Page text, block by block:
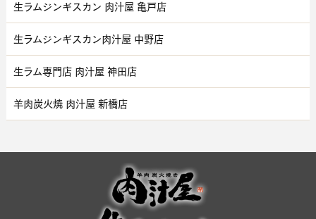
生ラムジンギスカン 肉汁屋 亀戸店
生ラムジンギスカン肉汁屋 中野店
生ラム専門店 肉汁屋 神田店
羊肉炭火焼 肉汁屋 新橋店